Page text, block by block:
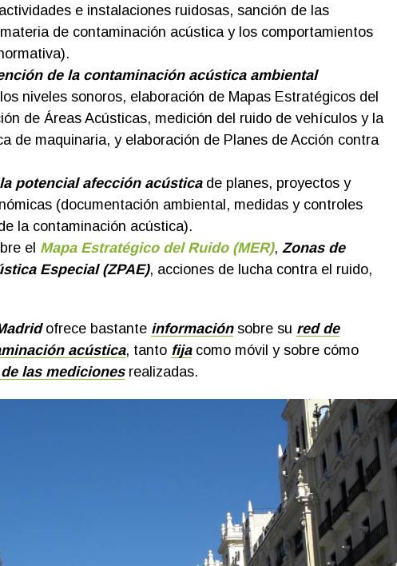
e instalaciones ruidosas, sanción de las
de contaminación acústica y los comportamientos
de la contaminación acústica ambiental
niveles sonoros, elaboración de Mapas Estratégicos del
de Áreas Acústicas, medición del ruido de vehículos y la
de maquinaria, y elaboración de Planes de Acción contra
potencial afección acústicade planes, proyectos y
(documentación ambiental, medidas y controles
la contaminación acústica).
el Mapa Estratégico del Ruido (MER), Zonas de
Especial (ZPAE), acciones de lucha contra el ruido,
ofrece bastante informaciónsobre su red de
acústica, tanto fija como móvil y sobre cómo
las medicionesrealizadas.